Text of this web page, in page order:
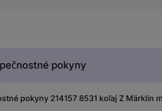
pokyny
pokyny 214157 8531 koľaj Z Märklin